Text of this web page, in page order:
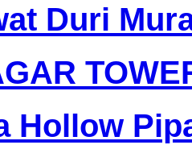
Duri
Hollow